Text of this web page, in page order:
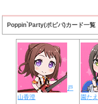
Poppin`Party(ポピパ)カード一覧
戸
山香澄
園たえ